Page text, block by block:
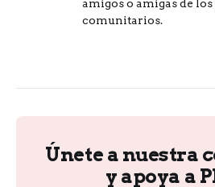
amigos o amigas de
comunitarios.
Únete a nuestra
y apoya a